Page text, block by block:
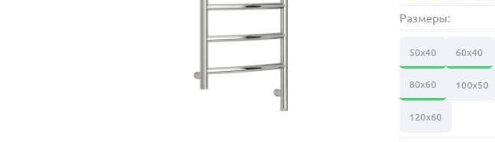
Размеры:
50х40 60х40
80х60 100х50
120х60